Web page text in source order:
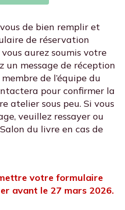
de bien remplir et
de réservation
aurez soumis votre
un message de réception
de l’équipe du
pour confirmer la
atelier sous peu. Si vous
veuillez ressayer ou
du livre en cas de
votre formulaire
avant le 27 mars 2026.